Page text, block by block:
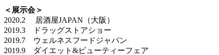
＜展示会＞
2020.2 居酒屋JAPAN（大阪）
2019.3 ドラッグストアショー
2019.7 ウェルネスフードジャパン
2019.9 ダイエット&ビューティーフェア